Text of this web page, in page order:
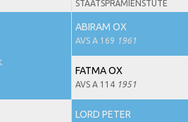
STAATSPRÄMIENSTUTE
ABIRAM OX
AVS A 169 1961
FATMA OX
AVS A 114 1951
LORD PETER